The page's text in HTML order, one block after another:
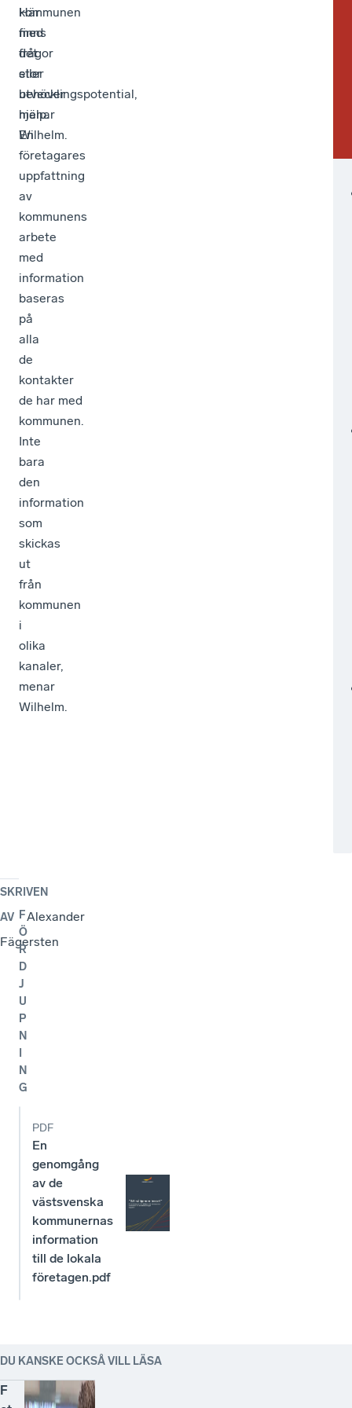
Här
finns
det
stor
utvecklingspotential,
menar
Wilhelm.
kommunen
med
frågor
eller
behöver
hjälp.
En
företagares
uppfattning
av
kommunens
arbete
med
information
baseras
på
alla
de
kontakter
de har med
kommunen.
Inte
bara
den
information
som
skickas
ut
från
kommunen
i
olika
kanaler,
menar
Wilhelm.
SKRIVEN
AV
Alexander
Fägersten
F
Ö
R
D
J
U
P
N
N
G
PDF
En
genomgång
av de
västsvenska
kommunernas
information
till de lokala
företagen.pdf
DU KANSKE OCKSÅ VILL LÄSA
F